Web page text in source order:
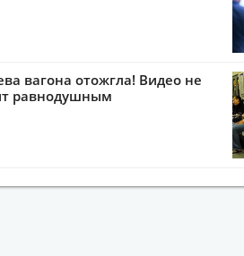
вагона отожгла! Видео не
равнодушным